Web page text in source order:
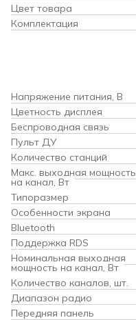
Цвет товара
Комплектация
Напряжение питания, В
Цветность дисплея
Беспроводная связь
Пульт ДУ
Количество станций
Макс. выходная мощность
на канал, Вт
Типоразмер
Особенности экрана
Bluetooth
Поддержка RDS
Номинальная выходная
мощность на канал, Вт
Количество каналов, шт.
Диапазон радио
Передняя панель